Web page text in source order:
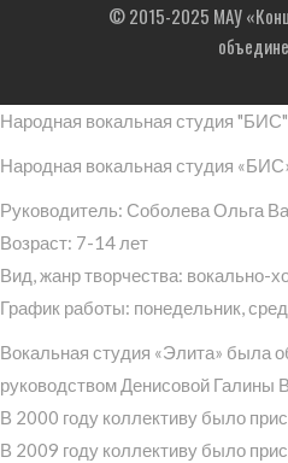
© 2015-2025 МАУ
Народная вокальная студия "БИС"
Народная вокальная студия
Руководитель: Соболева Ольга
Возраст: 7-14 лет
Вид, жанр творчества: вокально-
График работы: понедельник,
Вокальная студия «Элита» была
руководством Денисовой Галины
В 2000 году коллективу было
В 2009 году коллективу было